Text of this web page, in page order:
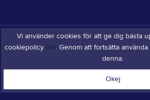
Vi använder cookies för att ge dig bästa
cookiepolicy här. Genom att fortsätta
denna.
Okej